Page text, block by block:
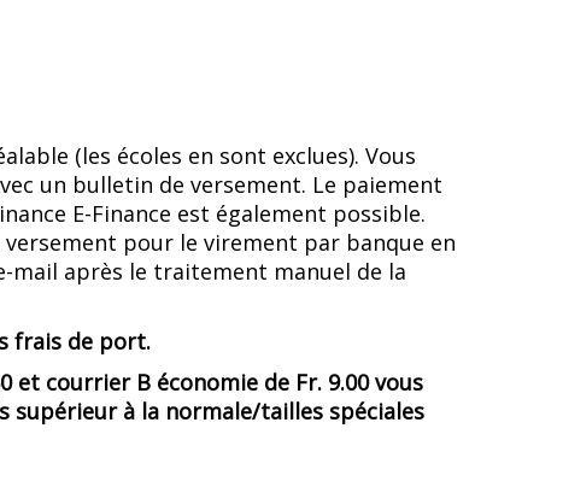
(les écoles en sont exclues). Vous
un bulletin de versement. Le paiement
E-Finance est également possible.
pour le virement par banque en
mail après le traitement manuel de la
frais de port.
courrier B économie de Fr. 9.00 vous
supérieur à la normale/tailles spéciales